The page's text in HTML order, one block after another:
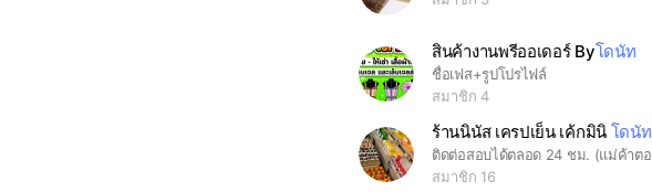
สินค้างานพรีออเดอร์ Byโดนัท
ชื่อเฟส+รูปโปรไฟล์
สมาชิก 4
ร้านนินัส เครปเย็น เค้กมินิ โดนัท
สมาชิก 16